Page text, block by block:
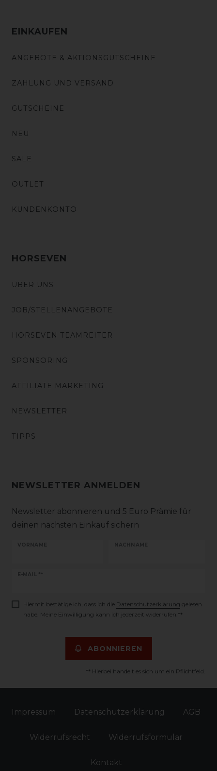
EINKAUFEN
ANGEBOTE & AKTIONSGUTSCHEINE
ZAHLUNG UND VERSAND
GUTSCHEINE
NEU
SALE
OUTLET
KUNDENKONTO
HORSEVEN
ÜBER UNS
JOB/STELLENANGEBOTE
HORSEVEN TEAMREITER
SPONSORING
AFFILIATE MARKETING
NEWSLETTER
TIPPS
NEWSLETTER ANMELDEN
Newsletter abonnieren und 5 Euro Prämie für
deinen nächsten Einkauf sichern
VORNAME NACHNAME
E-MAIL **
Newsletter
Hiermit bestätige ich, dass ich die Daten­schutz­erklärung gelesen
habe. Meine Einwilligung kann ich jederzeit widerrufen.**
ABONNIEREN
** Hierbei handelt es sich um ein Pflichtfeld.
Impressum Daten­schutz­erklärung AGB
Widerrufs­recht Widerrufs­formular
Kontakt